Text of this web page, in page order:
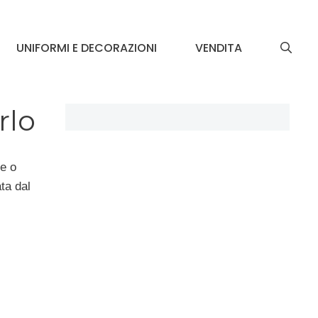
UNIFORMI E DECORAZIONI VENDITA
o
dal